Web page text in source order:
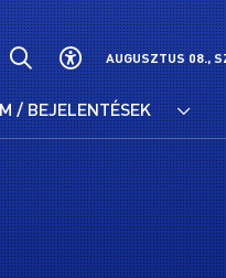
AUGUSZTUS 08.,
/ BEJELENTÉSEK